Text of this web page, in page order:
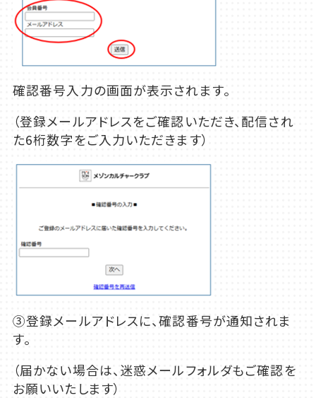
確認番号入力の画面が表示されます。
（登録メールアドレスをご確認いただき、配信され
た6桁数字をご入力いただきます）
③登録メールアドレスに、確認番号が通知されま
す。
（届かない場合は、迷惑メールフォルダもご確認を
お願いいたします）